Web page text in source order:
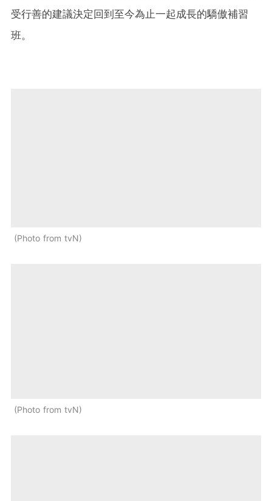
受行善的建議決定回到至今為止一起成長的驕傲補習
班。
Photo from tvN
Photo from tvN